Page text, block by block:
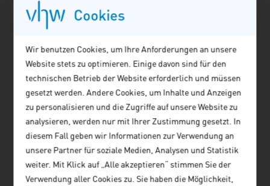
Cookies
Wir benutzen Cookies, um Ihre Anforderungen an unsere
Website stets zu optimieren. Einige davon sind für den
technischen Betrieb der Website erforderlich und müssen
gesetzt werden. Andere Cookies, um Inhalte und Anzeigen
zu personalisieren und die Zugriffe auf unsere Website zu
analysieren, werden nur mit Ihrer Zustimmung gesetzt. In
diesem Fall geben wir Informationen zur Verwendung an
unsere Partner für soziale Medien, Analysen und Statistik
weiter. Mit Klick auf „Alle akzeptieren“ stimmen Sie der
Verwendung aller Cookies zu. Sie haben die Möglichkeit,
„Dortmund wohnt
bunt“ – gemeinsam für
mehr Toleranz und
Vielfalt
Von Regine Stoerring
Erschienen in Heft 5/2015
Intermediäre in der
Stadtentwicklung
Info
Download
PDF
Zum
Heft